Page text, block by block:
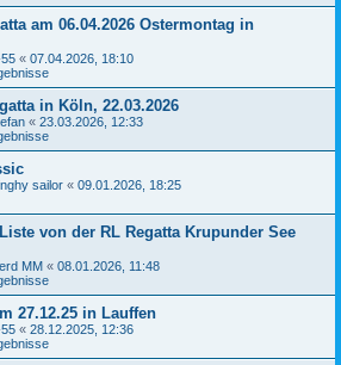
am 06.04.2026 Ostermontag in
« 07.04.2026, 18:10
in Köln, 22.03.2026
« 23.03.2026, 12:33
sailor « 09.01.2026, 18:25
von der RL Regatta Krupunder See
MM « 08.01.2026, 11:48
27.12.25 in Lauffen
« 28.12.2025, 12:36